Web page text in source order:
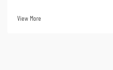
View More